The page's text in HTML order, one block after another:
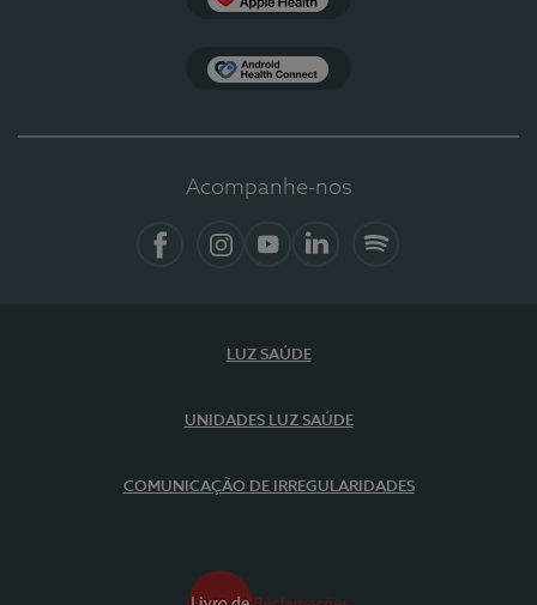
Acompanhe-nos
LUZ SAÚDE
UNIDADES LUZ SAÚDE
COMUNICAÇÃO DE IRREGULARIDADES